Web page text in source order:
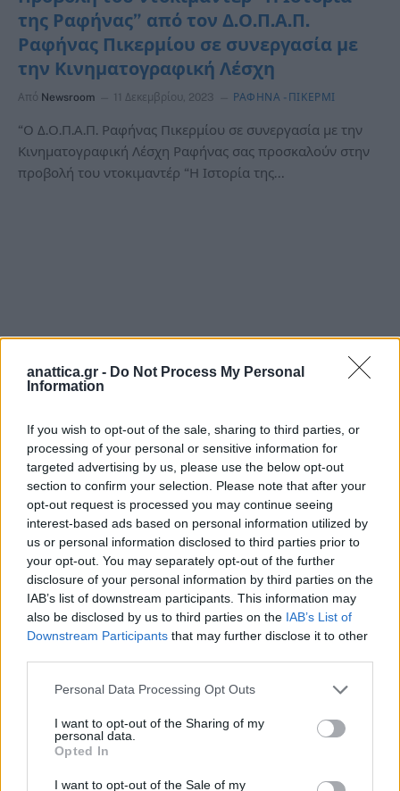
anattica.gr - Do Not Process My Personal
Information
If you wish to opt-out of the sale, sharing to third parties, or
processing of your personal or sensitive information for
targeted advertising by us, please use the below opt-out
section to confirm your selection. Please note that after your
opt-out request is processed you may continue seeing
interest-based ads based on personal information utilized by
us or personal information disclosed to third parties prior to
your opt-out. You may separately opt-out of the further
disclosure of your personal information by third parties on the
IAB’s list of downstream participants. This information may
also be disclosed by us to third parties on the IAB’s List of
Downstream Participants that may further disclose it to other
Personal Data Processing Opt Outs
I want to opt-out of the Sharing of my
personal data.
Opted In
I want to opt-out of the Sale of my
της Ραφήνας” από τον Δ.Ο.Π.Α.Π.
Ραφήνας Πικερμίου σε συνεργασία με
την Κινηματογραφική Λέσχη
Από Newsroom 11 Δεκεμβρίου, 2023 ΡΑΦΗΝΑ -ΠΙΚΕΡΜΙ
“Ο Δ.Ο.Π.Α.Π. Ραφήνας Πικερμίου σε συνεργασία με την
Κινηματογραφική Λέσχη Ραφήνας σας προσκαλούν στην
προβολή του ντοκιμαντέρ “Η Ιστορία της…
Σαρωνικός: Φωτιά στον Κουβαρά-
προληπτική εκκένωση